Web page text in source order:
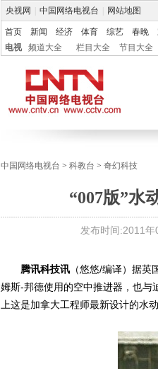
央视网 中国网络电视台 网站地图
首页 新闻 经济 体育 综艺 春晚
电视
频道大全 栏目大全 节目大全
中国网络电视台 > 科教台 > 奇幻科技
“007版”水
发布时间:2011年
腾讯科技讯 （悠悠/编译）据
姆斯-邦德使用的空中推进器，也与
上这是加拿大工程师最新设计的水